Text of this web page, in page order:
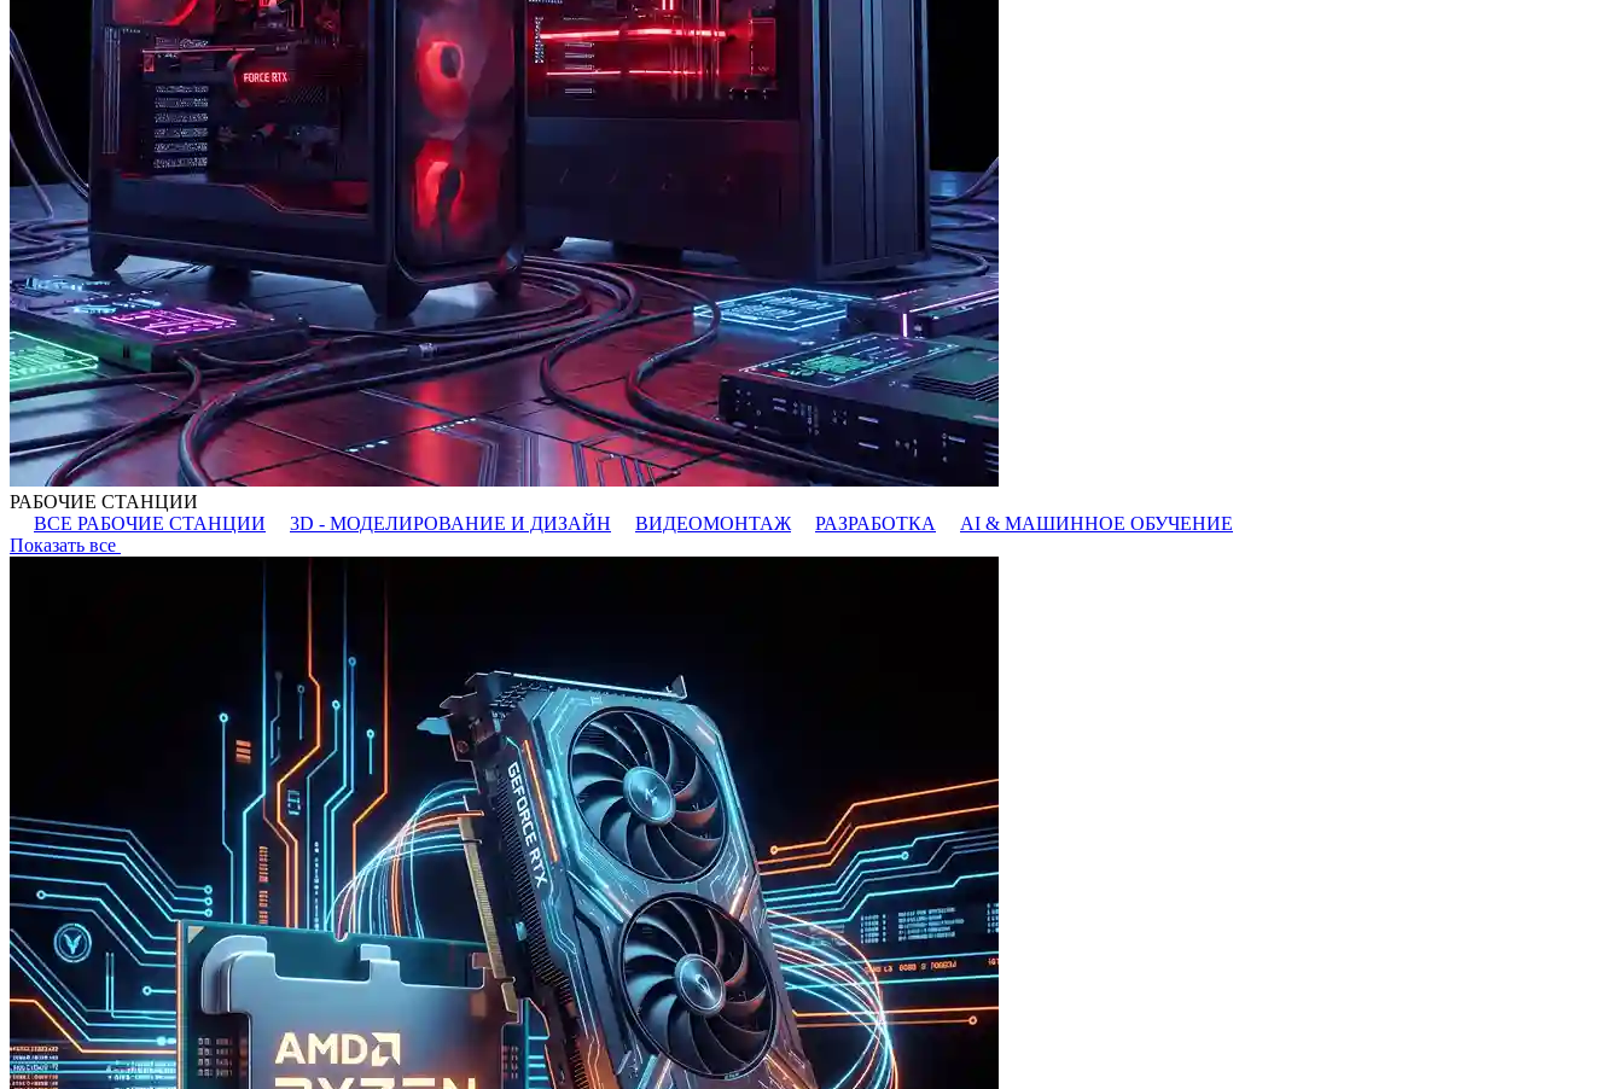
РАБОЧИЕ СТАНЦИИ
ВСЕ РАБОЧИЕ СТАНЦИИ
3D - МОДЕЛИРОВАНИЕ И ДИЗАЙН ВИДЕОМОНТАЖ РАЗРАБОТКА
AI & МАШИННОЕ ОБУЧЕНИЕ
Показать все